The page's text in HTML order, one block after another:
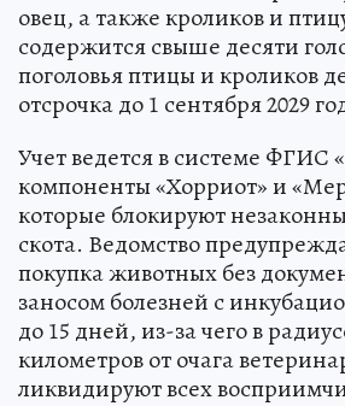
овец, а также кроликов и
содержится свыше десяти
поголовья птицы и кроликов
отсрочка до 1 сентября 2029
Учет ведется в системе ФГИС
компоненты «Хорриот» и
которые блокируют
скота. Ведомство
покупка животных без
заносом болезней с
до 15 дней, из-за чего в
километров от очага
ликвидируют всех